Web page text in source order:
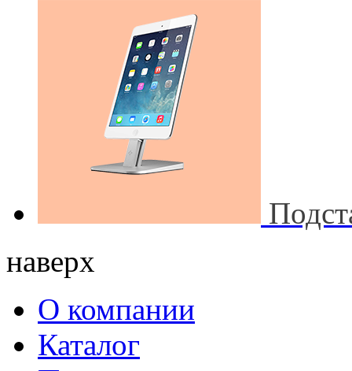
наверх
О компании
Каталог